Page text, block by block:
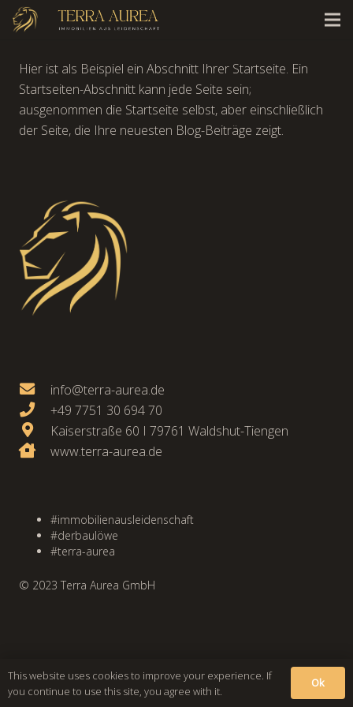
Hier ist als Beispiel ein Abschnitt Ihrer Startseite. Ein
Startseiten-Abschnitt kann jede Seite sein;
ausgenommen die Startseite selbst, aber einschließlich
der Seite, die Ihre neuesten Blog-Beiträge zeigt.
info@terra-aurea.de
+49 7751 30 694 70
Kaiserstraße 60 I 79761 Waldshut-Tiengen
www.terra-aurea.de
#immobilienausleidenschaft
#derbaulöwe
#terra-aurea
© 2023 Terra Aurea GmbH
This website uses cookies to improve your experience. If
you continue to use this site, you agree with it.
Ok